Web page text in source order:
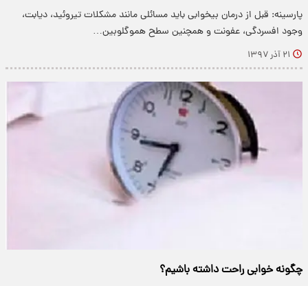
پارسینه: قبل از درمان بیخوابی باید مسائلی مانند مشکلات تیروئید، دیابت،
وجود افسردگی، عفونت و همچنین سطح هموگلوبین…
۲۱ آذر ۱۳۹۷
چگونه خوابی راحت داشته باشیم؟